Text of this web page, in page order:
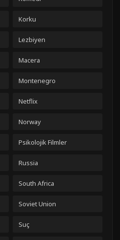
Korku
Lezbiyen
Macera
Montenegro
Netflix
Norway
Psikolojik Filmler
Russia
South Africa
Soviet Union
Suç